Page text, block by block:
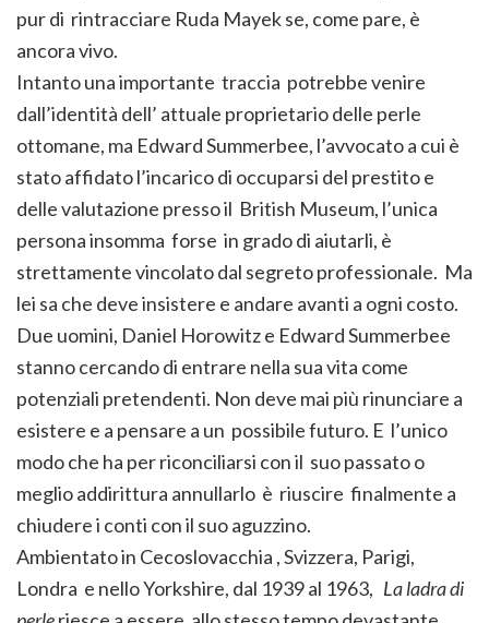
pur di rintracciare Ruda Mayek se, come pare, è
ancora vivo.
Intanto una importante traccia potrebbe venire
dall’identità dell’ attuale proprietario delle perle
ottomane, ma Edward Summerbee, l’avvocato a cui è
stato affidato l’incarico di occuparsi del prestito e
delle valutazione presso il British Museum, l’unica
persona insomma forse in grado di aiutarli, è
strettamente vincolato dal segreto professionale. Ma
lei sa che deve insistere e andare avanti a ogni costo.
Due uomini, Daniel Horowitz e Edward Summerbee
stanno cercando di entrare nella sua vita come
potenziali pretendenti. Non deve mai più rinunciare a
esistere e a pensare a un possibile futuro. E l’unico
modo che ha per riconciliarsi con il suo passato o
meglio addirittura annullarlo è riuscire finalmente a
chiudere i conti con il suo aguzzino.
Ambientato in Cecoslovacchia , Svizzera, Parigi,
Londra e nello Yorkshire, dal 1939 al 1963, La ladra di